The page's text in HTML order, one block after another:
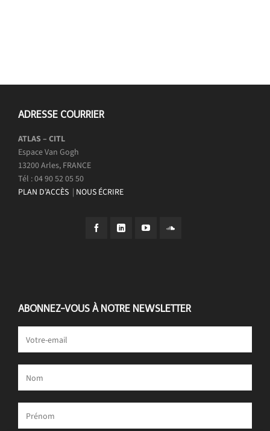
ADRESSE COURRIER
ATLAS – CITL
Espace Van Gogh
13200 Arles, FRANCE
Tél : 04 90 52 05 50
PLAN D’ACCÈS | NOUS ÉCRIRE
ABONNEZ-VOUS À NOTRE NEWSLETTER